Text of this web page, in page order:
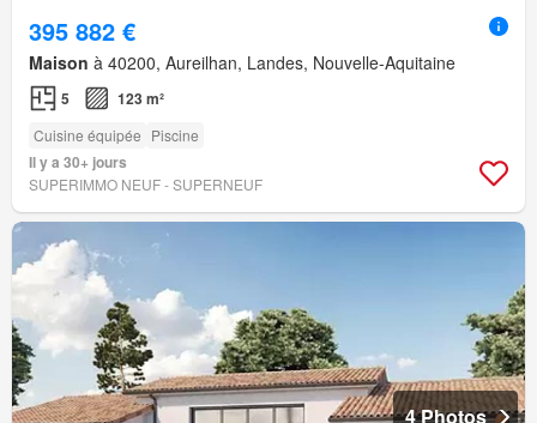
395 882 €
Maison à 40200, Aureilhan, Landes, Nouvelle-Aquitaine
5 123 m²
Cuisine équipée Piscine
Il y a 30+ jours
SUPERIMMO NEUF - SUPERNEUF
4 Photos